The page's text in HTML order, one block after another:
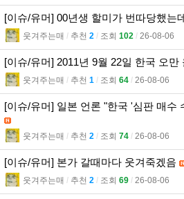
[이슈/유머] 00년생 할미가 번따당했는
웃겨주는매 l 추천 2 l 조회 102 l 26-08-06
[이슈/유머] 2011년 9월 22일 한국 오만
웃겨주는매 l 추천 1 l 조회 64 l 26-08-06
[이슈/유머] 일본 언론 "한국 '심판 매수
웃겨주는매 l 추천 2 l 조회 74 l 26-08-06
[이슈/유머] 본가 갈때마다 웃겨죽겠음
웃겨주는매 l 추천 2 l 조회 69 l 26-08-06